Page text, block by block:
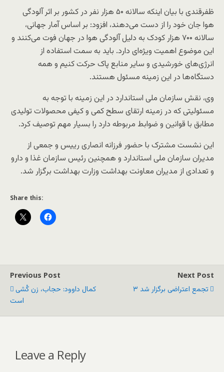
ظفرقندی با بیان اینکه سالانه ۵۰ هزار نفر در کشور بر اثر آلودگی
هوا جان خود را از دست می‌دهند، افزود: بر اساس آمار جهانی،
سالانه ۷۰۰ هزار کودک به دلیل آلودگی هوا در جهان فوت می‌کنند و
این موضوع اهمیت ویژه‌ای دارد. باید به سمت استفاده از
انرژی‌های خورشیدی و سایر منابع پاک حرکت کنیم و همه
دستگاه‌ها در این زمینه مسئول هستند.
وی، نقش سازمان ملی استاندارد در این زمینه با توجه به
مسئولیتی که در زمینه ارتقای سطح کمی و کیفی محصولات تولیدی
مطابق با قوانین و ضوابط مربوطه دارد را بسیار مهم توصیف کرد.
این نشست مشترک با حضور فرزانه انصاری رییس و جمعی از
مدیران سازمان ملی استاندارد و همچنین رئیس سازمان غذا و دارو
و تعدادی از مدیران معاونت بهداشت وزارت بهداشت برگزار شد.
Share this:
Previous Post
کمال داوود: حجاب، زن کُشی
است
Next Post
۳ تجمع اعتراضی برگزار شد
Leave a Reply